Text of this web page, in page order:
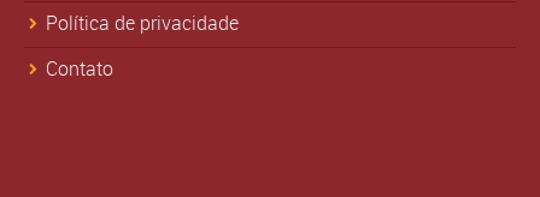
Política de privacidade
Contato